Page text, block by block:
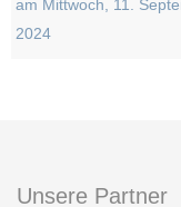
am Mittwoch, 11.
2024
Unsere Partner